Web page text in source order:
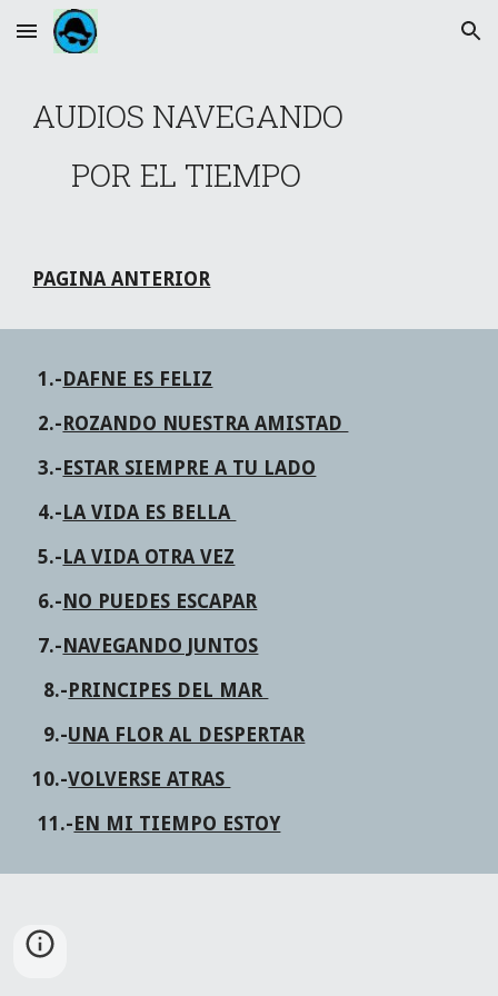
Skip to main content Skip to navigation
AUDIOS NAVEGANDO
     POR EL TIEMPO
PAGINA ANTERIOR
1 .- DAFNE ES FELIZ
2.- ROZANDO NUESTRA AMISTAD
3.- ESTAR SIEMPRE A TU LADO
4.- LA VIDA ES BELLA
5.- LA VIDA OTRA VEZ
6.- NO PUEDES ESCAPAR
7.- NAVEGANDO JUNTOS
  8.-
PRINCIPES DEL MAR
  9.-
UNA FLOR AL DESPERTAR
10.-VOLVERSE ATRAS
11.- EN MI TIEMPO ESTOY